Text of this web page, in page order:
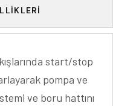
start/stop
pompa ve
ve boru hattını